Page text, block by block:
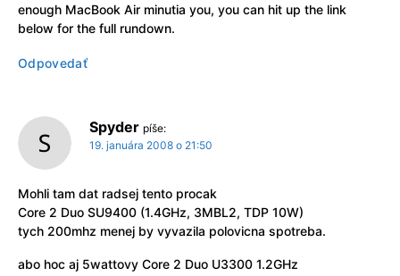
enough MacBook Air minutia you, you can hit up the link
below for the full rundown.
Odpovedať
Spyder píše:
19. januára 2008 o 21:50
Mohli tam dat radsej tento procak
Core 2 Duo SU9400 (1.4GHz, 3MBL2, TDP 10W)
tych 200mhz menej by vyvazila polovicna spotreba.
abo hoc aj 5wattovy Core 2 Duo U3300 1.2GHz